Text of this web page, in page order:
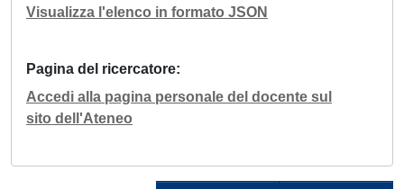
Visualizza l'elenco in formato JSON
Pagina del ricercatore
Accedi alla pagina personale del docente sul
sito dell'Ateneo